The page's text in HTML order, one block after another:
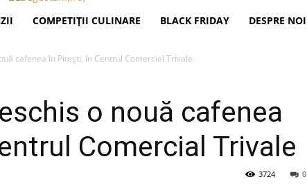
COMPETIȚII CULINARE BLACK FRIDAY DESPRE NOI
cafenea în Piteşti, în Centrul Comercial Trivale
o nouă cafenea
Comercial Trivale
0
3724